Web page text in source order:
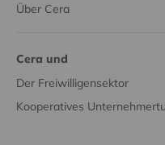
Über Cera
Cera und
Der Freiwilligensektor
Kooperatives